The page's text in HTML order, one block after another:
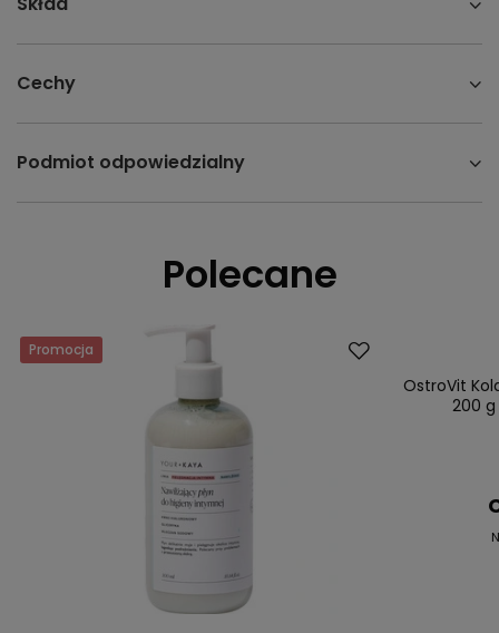
Cechy
Podmiot odpowiedzialny
Polecane
Promocja
OstroVit
200